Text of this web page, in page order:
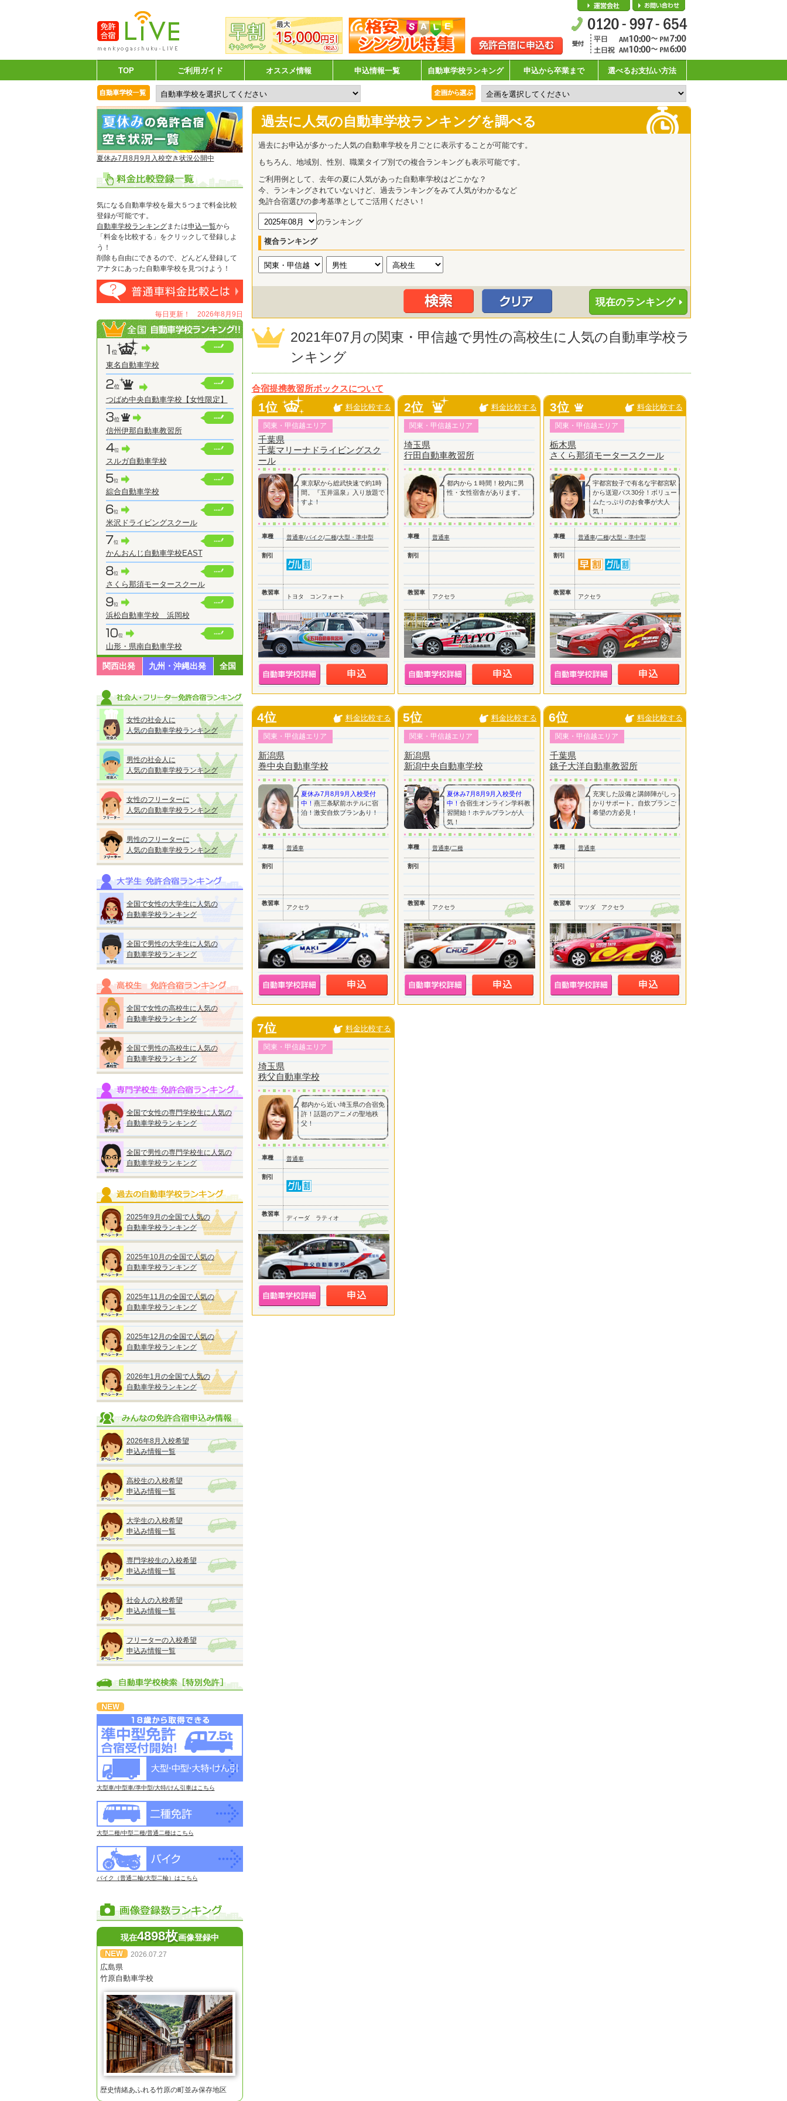
会社概要
TOP ご利用ガイド オススメ情報 申込情報一覧 自動車学校ランキング 申込から卒業まで 選べるお支払い方法
夏休み7月8月9月入校空き状況公開中
気になる自動車学校を最大５つまで料金比較
登録が可能です。
自動車学校ランキングまたは申込一覧から
「料金を比較する」をクリックして登録しよ
う！
削除も自由にできるので、どんどん登録して
アナタにあった自動車学校を見つけよう！
毎日更新！ 2026年8月9日
東名自動車学校
つばめ中央自動車学校【女性限定】
信州伊那自動車教習所
スルガ自動車学校
綜合自動車学校
米沢ドライビングスクール
かんおんじ自動車学校EAST
さくら那須モータースクール
浜松自動車学校 浜岡校
山形・県南自動車学校
関西出発 九州・沖縄出発 全国
女性の社会人に
人気の自動車学校ランキング
男性の社会人に
人気の自動車学校ランキング
女性のフリーターに
人気の自動車学校ランキング
男性のフリーターに
人気の自動車学校ランキング
全国で女性の大学生に人気の
自動車学校ランキング
全国で男性の大学生に人気の
自動車学校ランキング
全国で女性の高校生に人気の
自動車学校ランキング
全国で男性の高校生に人気の
自動車学校ランキング
全国で女性の専門学校生に人気の
自動車学校ランキング
全国で男性の専門学校生に人気の
自動車学校ランキング
2025年9月の全国で人気の
自動車学校ランキング
2025年10月の全国で人気の
自動車学校ランキング
2025年11月の全国で人気の
自動車学校ランキング
2025年12月の全国で人気の
自動車学校ランキング
2026年1月の全国で人気の
自動車学校ランキング
2026年8月入校希望
申込み情報一覧
高校生の入校希望
申込み情報一覧
大学生の入校希望
申込み情報一覧
専門学校生の入校希望
申込み情報一覧
社会人の入校希望
申込み情報一覧
フリーターの入校希望
申込み情報一覧
大型車/中型車/準中型/大特/けん引車はこちら
大型二種/中型二種/普通二種はこちら
バイク（普通二輪/大型二輪）はこちら
現在4898枚画像登録中
2026.07.27
広島県
竹原自動車学校
歴史情緒あふれる竹原の町並み保存地区
過去に人気の自動車学校ランキングを調べる
過去にお申込が多かった人気の自動車学校を月ごとに表示することが可能です。
もちろん、地域別、性別、職業タイプ別での複合ランキングも表示可能です。
ご利用例として、去年の夏に人気があった自動車学校はどこかな？
今、ランキングされていないけど、過去ランキングをみて人気がわかるなど
免許合宿選びの参考基準としてご活用ください！
のランキング
複合ランキング
現在のランキング
2021年07月の関東・甲信越で男性の高校生に人気の自動車学校ラ
ンキング
合宿提携教習所ボックスについて
1位 料金比較する
関東・甲信越エリア
千葉県
千葉マリーナドライビングスク
ール
東京駅から総武快速で約1時
間。『五井温泉』入り放題で
すよ！
車種 普通車/バイク/二種/大型・準中型
割引
教習車
トヨタ コンフォート
2位 料金比較する
関東・甲信越エリア
埼玉県
行田自動車教習所
都内から１時間！校内に男
性・女性宿舎があります。
車種 普通車
割引
教習車
アクセラ
3位 料金比較する
関東・甲信越エリア
栃木県
さくら那須モータースクール
宇都宮餃子で有名な宇都宮駅
から送迎バス30分！ボリュー
ムたっぷりのお食事が大人
気！
車種 普通車/二種/大型・準中型
割引
教習車
アクセラ
4位 料金比較する
関東・甲信越エリア
新潟県
巻中央自動車学校
夏休み7月8月9月入校受付
中！ 燕三条駅前ホテルに宿
泊！激安自炊プランあり！
車種 普通車
割引
教習車
アクセラ
5位 料金比較する
関東・甲信越エリア
新潟県
新潟中央自動車学校
夏休み7月8月9月入校受付
中！ 合宿生オンライン学科教
習開始！ホテルプランが人
気！
車種 普通車/二種
割引
教習車
アクセラ
6位 料金比較する
関東・甲信越エリア
千葉県
銚子大洋自動車教習所
充実した設備と講師陣がしっ
かりサポート。自炊プランご
希望の方必見！
車種 普通車
割引
教習車
マツダ アクセラ
7位 料金比較する
関東・甲信越エリア
埼玉県
秩父自動車学校
都内から近い埼玉県の合宿免
許！話題のアニメの聖地秩
父！
車種 普通車
割引
教習車
ディーダ ラティオ